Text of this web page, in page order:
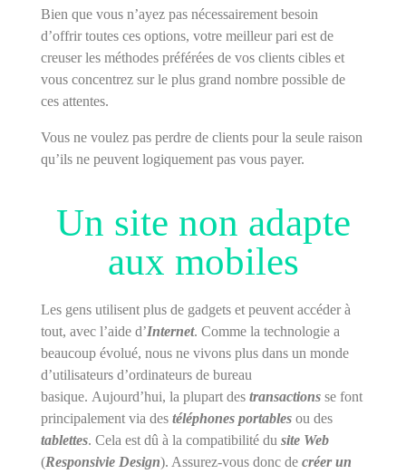
Bien que vous n’ayez pas nécessairement besoin
d’offrir toutes ces options, votre meilleur pari est de
creuser les méthodes préférées de vos clients cibles et
vous concentrez sur le plus grand nombre possible de
ces attentes.
Vous ne voulez pas perdre de clients pour la seule raison
qu’ils ne peuvent logiquement pas vous payer.
Un site non adapte
aux mobiles
Les gens utilisent plus de gadgets et peuvent accéder à
tout, avec l’aide d’Internet. Comme la technologie a
beaucoup évolué, nous ne vivons plus dans un monde
d’utilisateurs d’ordinateurs de bureau
basique. Aujourd’hui, la plupart des transactions se font
principalement via des téléphones portables ou des
tablettes. Cela est dû à la compatibilité du site Web
(Responsivie Design). Assurez-vous donc de créer un